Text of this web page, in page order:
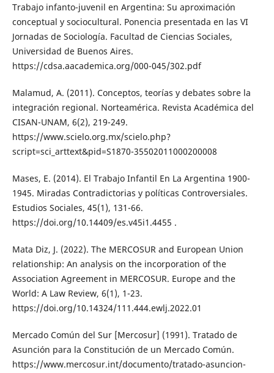
Trabajo infanto-juvenil en Argentina: Su aproximación
conceptual y sociocultural. Ponencia presentada en las VI
Jornadas de Sociología. Facultad de Ciencias Sociales,
Universidad de Buenos Aires.
https://cdsa.aacademica.org/000-045/302.pdf
Malamud, A. (2011). Conceptos, teorías y debates sobre la
integración regional. Norteamérica. Revista Académica del
CISAN-UNAM, 6(2), 219-249.
https://www.scielo.org.mx/scielo.php?
script=sci_arttext&pid=S1870-35502011000200008
Mases, E. (2014). El Trabajo Infantil En La Argentina 1900-
1945. Miradas Contradictorias y políticas Controversiales.
Estudios Sociales, 45(1), 131-66.
https://doi.org/10.14409/es.v45i1.4455 .
Mata Diz, J. (2022). The MERCOSUR and European Union
relationship: An analysis on the incorporation of the
Association Agreement in MERCOSUR. Europe and the
World: A Law Review, 6(1), 1-23.
https://doi.org/10.14324/111.444.ewlj.2022.01
Mercado Común del Sur [Mercosur] (1991). Tratado de
Asunción para la Constitución de un Mercado Común.
https://www.mercosur.int/documento/tratado-asuncion-